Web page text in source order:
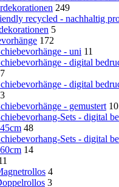
249
recycled - nachhaltig
5
172
- uni 11
- digital
- digital
- gemustert 10
Sets - digital
48
Sets - digital
14
4
3